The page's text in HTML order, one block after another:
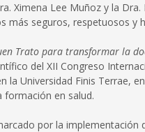
Ximena Lee Muñoz y la
más seguros, respetuosos y
Trato para transformar la
del XII Congreso
la Universidad Finis Terrae,
formación en salud.
por la implementación